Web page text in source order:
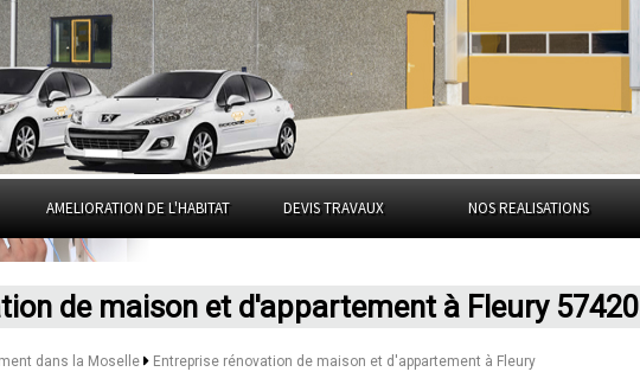
AMELIORATION DE L'HABITAT DEVIS TRAVAUX NOS REALISATIONS
de maison et d'appartement à Fleury 57420
dans la Moselle Entreprise rénovation de maison et d'appartement à Fleury